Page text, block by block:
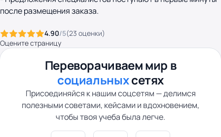
после размещения заказа.
4.90/5(23 оценки)
Оцените страницу
Переворачиваем мир в
социальныхсетях
Присоединяйся к нашим соцсетям — делимся
полезными советами, кейсами и вдохновением,
чтобы твоя учеба была легче.